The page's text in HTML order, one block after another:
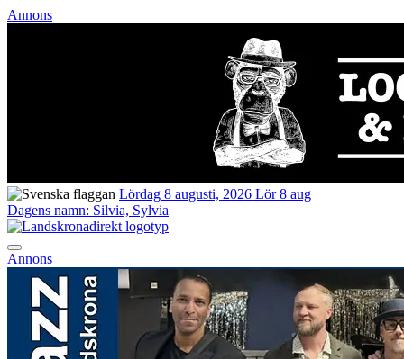
Annons
Lördag 8 augusti, 2026 Lör 8 aug
Dagens namn: Silvia, Sylvia
Annons